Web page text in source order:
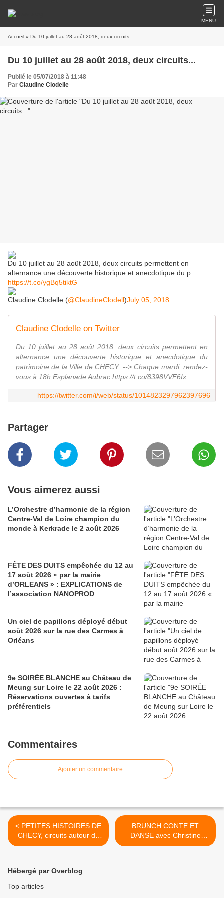
MENU
Accueil » Du 10 juillet au 28 août 2018, deux circuits...
Du 10 juillet au 28 août 2018, deux circuits...
Publié le 05/07/2018 à 11:48
Par Claudine Clodelle
Du 10 juillet au 28 août 2018, deux circuits permettent en
alternance une découverte historique et anecdotique du p…
https://t.co/ygBq5tiktG
Claudine Clodelle (@ClaudineClodell)July 05, 2018
Claudine Clodelle on Twitter
Du 10 juillet au 28 août 2018, deux circuits permettent en
alternance une découverte historique et anecdotique du
patrimoine de la Ville de CHECY. --> Chaque mardi, rendez-
vous à 18h Esplanade Aubrac https://t.co/8398VVF6Ix
https://twitter.com/i/web/status/1014823297962397696
Partager
Vous aimerez aussi
L’Orchestre d’harmonie de la région
Centre-Val de Loire champion du
monde à Kerkrade le 2 août 2026
FÊTE DES DUITS empêchée du 12 au
17 août 2026 « par la mairie
d’ORLEANS » : EXPLICATIONS de
l’association NANOPROD
Un ciel de papillons déployé début
août 2026 sur la rue des Carmes à
Orléans
9e SOIRÉE BLANCHE au Château de
Meung sur Loire le 22 août 2026 :
Réservations ouvertes à tarifs
préférentiels
Commentaires
Ajouter un commentaire
< PETITES HISTOIRES DE
CHECY, circuits autour du
patrimoine du 10 juillet au
BRUNCH CONTE ET
DANSE avec Christine
Desfeuillet et Edith Mac
Hébergé par Overblog
Top articles